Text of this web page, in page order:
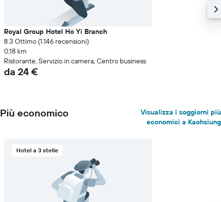
Royal Group Hotel Ho Yi Branch
8.3 Ottimo (1.146 recensioni)
0,18 km
Ristorante, Servizio in camera, Centro business
da 24 €
Più economico
Visualizza i soggiorni più
economici a Kaohsiung
Hotel a 3 stelle